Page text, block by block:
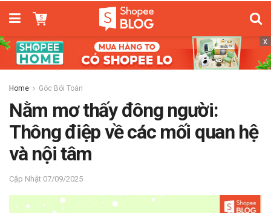
x
Home Góc Bói Toán
Nằm mơ thấy đông người:
Thông điệp về các mối quan hệ
và nội tâm
07/09/2025